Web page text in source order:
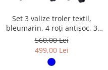
Set 3 valize troler textil,
bleumarin, 4 roți antișoc, 3
dimensiuni (S, M, L)
560,00 Lei
499,00 Lei